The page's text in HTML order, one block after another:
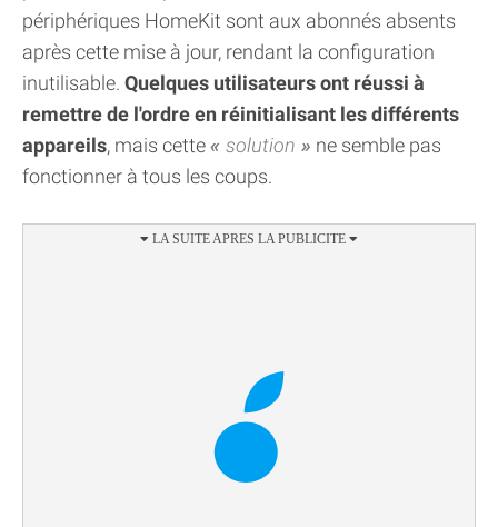
périphériques HomeKit sont aux abonnés absents
après cette mise à jour, rendant la configuration
inutilisable. Quelques utilisateurs ont réussi à
remettre de l'ordre en réinitialisant les différents
appareils, mais cette solution
ne semble pas
fonctionner à tous les coups.